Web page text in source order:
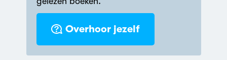
De Inktaap
Overhoor jezelf